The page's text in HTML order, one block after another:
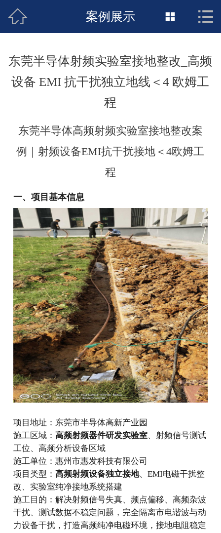
 接地工程首页
新闻动态
案例展示
 案例展示  
东莞半导体射频实验室接地整改_高频
设备 EMI 抗干扰独立地线＜4 欧姆工
程
东莞半导体高频射频实验室接地整改案
例｜射频设备EMI抗干扰接地＜4欧姆工
程
一、项目基本信息
项目地址：东莞市半导体高新产业园
施工区域： 高频射频器件研发实验室、射频信号测试
工位、高频分析设备区域
施工单位：惠州市惠发科技有限公司
项目类型： 高频射频设备独立接地、EMI电磁干扰整
改、实验室纯净接地系统搭建
施工目的：解决射频信号失真、频点偏移、高频杂波
干扰、测试数据不稳定问题，完全隔离市电谐波与动
力设备干扰，打造高频纯净电磁环境，接地电阻稳定